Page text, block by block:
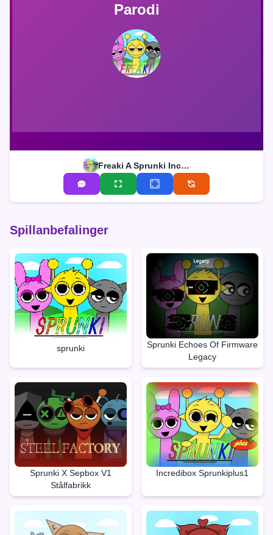
Parodi
Freaki A Sprunki Incredibox Parodi
Spillanbefalinger
sprunki
Sprunki Echoes Of Firmware
Legacy
Sprunki X Sepbox V1
Stålfabrikk
Incredibox Sprunkiplus1